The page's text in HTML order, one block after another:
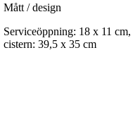
Mått / design
Serviceöppning: 18 x 11 cm,
cistern: 39,5 x 35 cm